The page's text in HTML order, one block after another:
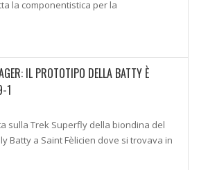
la componentistica per la
IL PROTOTIPO DELLA BATTY È
1
sulla Trek Superfly della biondina del
Batty a Saint Fèlicien dove si trovava in